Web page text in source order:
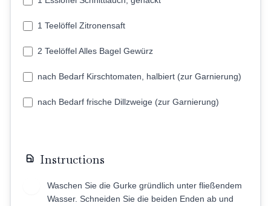
1 Teelöffel Zitronensaft
2 Teelöffel Alles Bagel Gewürz
nach Bedarf Kirschtomaten, halbiert (zur Garnierung)
nach Bedarf frische Dillzweige (zur Garnierung)
Instructions
Waschen Sie die Gurke gründlich unter fließendem
Wasser. Schneiden Sie die beiden Enden ab und